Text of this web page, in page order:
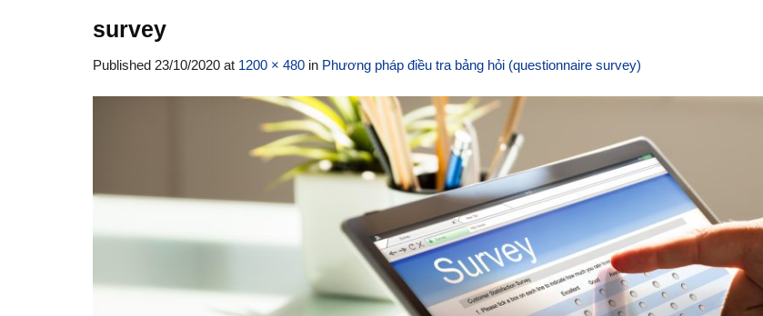
survey
Published 23/10/2020 at 1200 × 480 in Phương pháp điều tra bảng hỏi (questionnaire survey)